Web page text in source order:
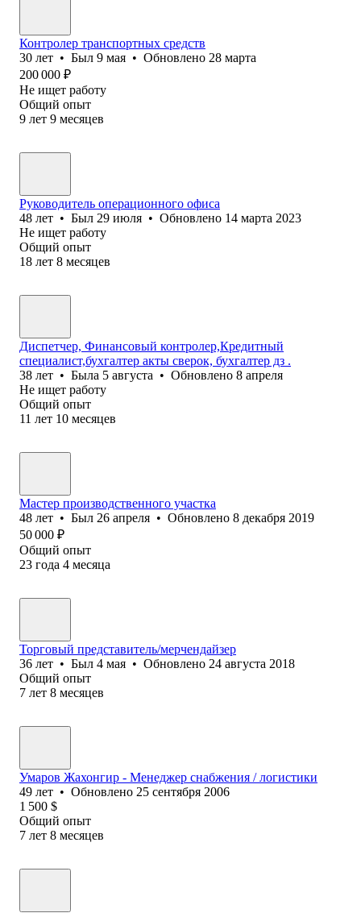
Контролер транспортных средств
30 лет • Был 9 мая • Обновлено 28 марта
200 000 ₽
Не ищет работу
Общий опыт
9 лет 9 месяцев
Руководитель операционного офиса
48 лет • Был 29 июля • Обновлено 14 марта 2023
Не ищет работу
Общий опыт
18 лет 8 месяцев
Диспетчер, Финансовый контролер,Кредитный
специалист,бухгалтер акты сверок, бухгалтер дз .
38 лет • Была 5 августа • Обновлено 8 апреля
Не ищет работу
Общий опыт
11 лет 10 месяцев
Мастер производственного участка
48 лет • Был 26 апреля • Обновлено 8 декабря 2019
50 000 ₽
Общий опыт
23 года 4 месяца
Торговый представитель/мерчендайзер
36 лет • Был 4 мая • Обновлено 24 августа 2018
Общий опыт
7 лет 8 месяцев
Умаров Жахонгир - Менеджер снабжения / логистики
49 лет • Обновлено 25 сентября 2006
1 500 $
Общий опыт
7 лет 8 месяцев